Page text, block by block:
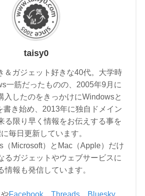
taisy0
＆ガジェット好きな40代。大学時
一筋だったものの、2005年9月に
入したのをきっかけにWindowsと
書き始め、2013年に独自ドメイン
る限り早く情報をお伝えする事を
毎日更新しています。
（Microsoft）とMac（Apple）だけ
るガジェットやウェブサービスに
情報も発信しています。
やFacebook、 Threads、 Bluesky、